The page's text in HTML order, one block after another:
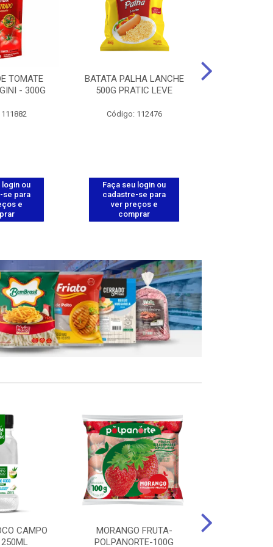
TOMATE
- 300G
login ou
se para
e
BATATA PALHA LANCHE
500G PRATIC LEVE
Código: 112476
Faça seu login ou
cadastre-se para
ver preços e
comprar
CAMPO
MORANGO FRUTA-
POLPANORTE-100G